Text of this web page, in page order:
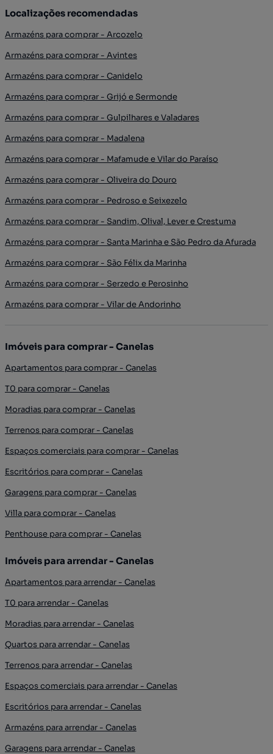
Localizações recomendadas
Armazéns para comprar - Arcozelo
Armazéns para comprar - Avintes
Armazéns para comprar - Canidelo
Armazéns para comprar - Grijó e Sermonde
Armazéns para comprar - Gulpilhares e Valadares
Armazéns para comprar - Madalena
Armazéns para comprar - Mafamude e Vilar do Paraíso
Armazéns para comprar - Oliveira do Douro
Armazéns para comprar - Pedroso e Seixezelo
Armazéns para comprar - Sandim, Olival, Lever e Crestuma
Armazéns para comprar - Santa Marinha e São Pedro da Afurada
Armazéns para comprar - São Félix da Marinha
Armazéns para comprar - Serzedo e Perosinho
Armazéns para comprar - Vilar de Andorinho
Imóveis para comprar - Canelas
Apartamentos para comprar - Canelas
T0 para comprar - Canelas
Moradias para comprar - Canelas
Terrenos para comprar - Canelas
Espaços comerciais para comprar - Canelas
Escritórios para comprar - Canelas
Garagens para comprar - Canelas
Villa para comprar - Canelas
Penthouse para comprar - Canelas
Imóveis para arrendar - Canelas
Apartamentos para arrendar - Canelas
T0 para arrendar - Canelas
Moradias para arrendar - Canelas
Quartos para arrendar - Canelas
Terrenos para arrendar - Canelas
Espaços comerciais para arrendar - Canelas
Escritórios para arrendar - Canelas
Armazéns para arrendar - Canelas
Garagens para arrendar - Canelas